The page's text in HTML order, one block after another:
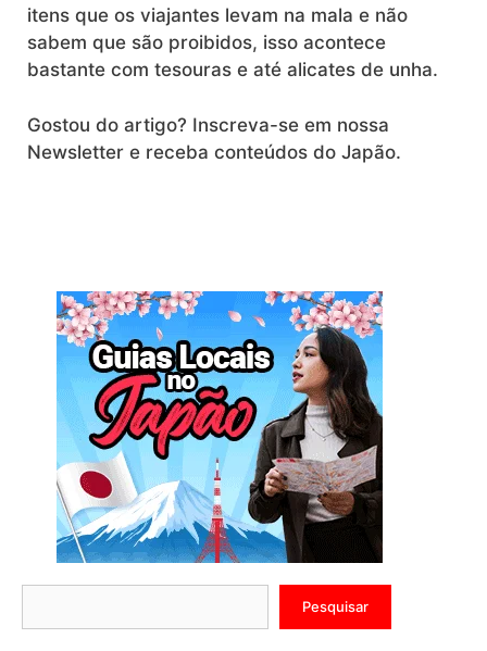
itens que os viajantes levam na mala e não
sabem que são proibidos, isso acontece
bastante com tesouras e até alicates de unha.
Gostou do artigo? Inscreva-se em nossa
Newsletter e receba conteúdos do Japão.
PesquisarPesquisar